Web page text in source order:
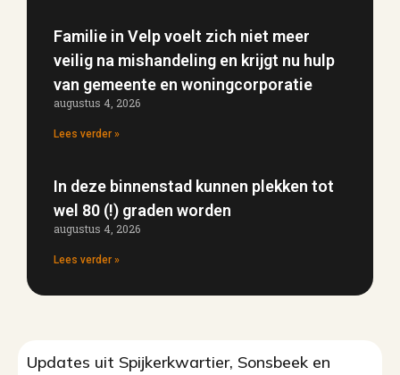
Familie in Velp voelt zich niet meer
veilig na mishandeling en krijgt nu hulp
van gemeente en woningcorporatie
augustus 4, 2026
Lees verder »
In deze binnenstad kunnen plekken tot
wel 80 (!) graden worden
augustus 4, 2026
Lees verder »
Updates uit Spijkerkwartier, Sonsbeek en